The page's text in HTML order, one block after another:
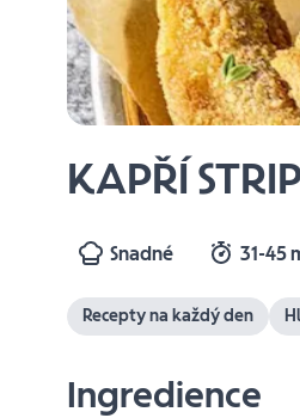
KAPŘÍ
Snadné 31-45
Recepty na každý den
Ingredience